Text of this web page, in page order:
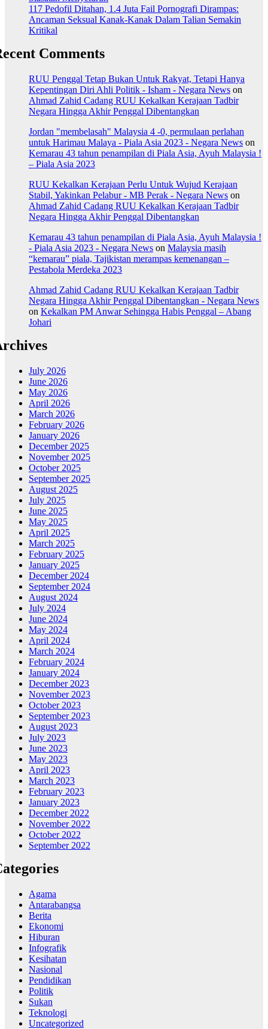
117 Pedofil Ditahan, 1.4 Juta Fail Pornografi Dirampas:
Ancaman Seksual Kanak-Kanak Dalam Talian Semakin
Kritikal
Comments
RUU Penggal Tetap Bukan Untuk Rakyat, Tetapi Hanya
Kepentingan Diri Ahli Politik - Isham - Negara News on
Ahmad Zahid Cadang RUU Kekalkan Kerajaan Tadbir
Negara Hingga Akhir Penggal Dibentangkan
Jordan "membelasah" Malaysia 4 -0, permulaan perlahan
untuk Harimau Malaya - Piala Asia 2023 - Negara News on
Kemarau 43 tahun penampilan di Piala Asia, Ayuh Malaysia !
– Piala Asia 2023
RUU Kekalkan Kerajaan Perlu Untuk Wujud Kerajaan
Stabil, Yakinkan Pelabur - MB Perak - Negara News on
Ahmad Zahid Cadang RUU Kekalkan Kerajaan Tadbir
Negara Hingga Akhir Penggal Dibentangkan
Kemarau 43 tahun penampilan di Piala Asia, Ayuh Malaysia !
- Piala Asia 2023 - Negara News on Malaysia masih
“kemarau” piala, Tajikistan merampas kemenangan –
Pestabola Merdeka 2023
Ahmad Zahid Cadang RUU Kekalkan Kerajaan Tadbir
Negara Hingga Akhir Penggal Dibentangkan - Negara News
on Kekalkan PM Anwar Sehingga Habis Penggal – Abang
Johari
July 2026
June 2026
May 2026
April 2026
March 2026
February 2026
January 2026
December 2025
November 2025
October 2025
September 2025
August 2025
July 2025
June 2025
May 2025
April 2025
March 2025
February 2025
January 2025
December 2024
September 2024
August 2024
July 2024
June 2024
May 2024
April 2024
March 2024
February 2024
January 2024
December 2023
November 2023
October 2023
September 2023
August 2023
July 2023
June 2023
May 2023
April 2023
March 2023
February 2023
January 2023
December 2022
November 2022
October 2022
September 2022
Agama
Antarabangsa
Berita
Ekonomi
Hiburan
Infografik
Kesihatan
Nasional
Pendidikan
Politik
Sukan
Teknologi
Uncategorized